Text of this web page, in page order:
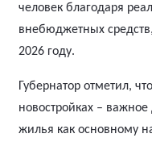
человек благодаря
внебюджетных
2026 году.
Губернатор отметил,
новостройках – важное
жилья как основному